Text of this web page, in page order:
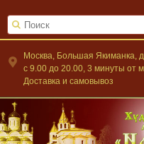
Москва, Большая Якиманка,
c 9.00 до 20.00, 3 минуты от
Доставка и самовывоз